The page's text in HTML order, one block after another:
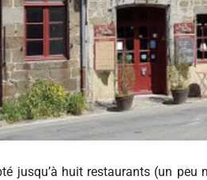
jusqu’à huit restaurants (un